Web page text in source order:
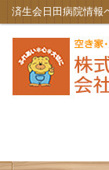
済生会日田病院情報